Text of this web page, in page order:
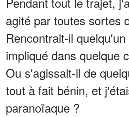
agité par toutes sortes
Rencontrait-il
impliqué dans quelque
Ou s'agissait-il de
tout à fait bénin, et
paranoïaque ?